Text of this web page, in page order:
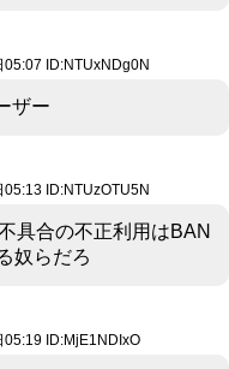
ID:NTUxNDg0N
ザー
ID:NTUzOTU5N
具合の不正利用はBAN
奴らだろ
ID:MjE1NDIxO